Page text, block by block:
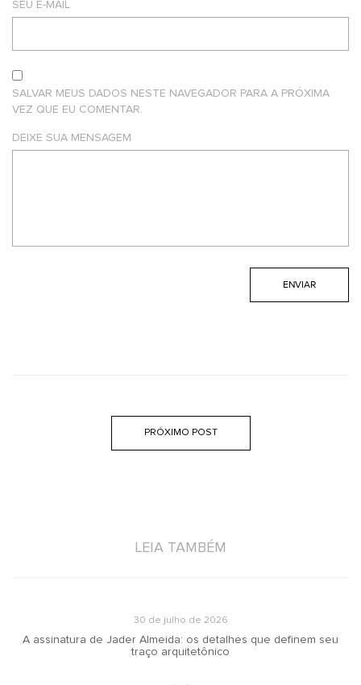
SEU E-MAIL
SALVAR MEUS DADOS NESTE NAVEGADOR PARA A PRÓXIMA
VEZ QUE EU COMENTAR.
DEIXE SUA MENSAGEM
PRÓXIMO POST
LEIA TAMBÉM
30 de julho de 2026
A assinatura de Jader Almeida: os detalhes que definem seu
traço arquitetônico